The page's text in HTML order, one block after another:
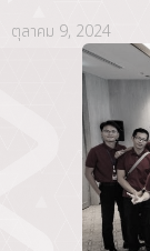
ตุลาคม 9, 2024